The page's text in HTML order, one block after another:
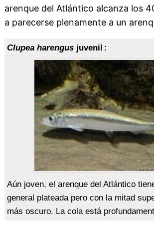
arenque del Atlántico alcanza los
a parecerse plenamente a un
Clupea harengusjuvenil :
Aún joven, el arenque del Atlántico
general plateada pero con la mitad
más oscuro. La cola está